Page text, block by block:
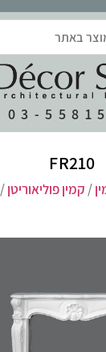
03-
FR210
/ קמין פוליאוריטן/ FR210